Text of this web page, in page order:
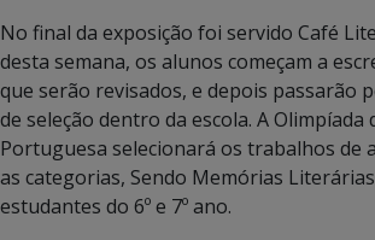
No final da exposição foi servido Café
desta semana, os alunos começam a
que serão revisados, e depois passarão
de seleção dentro da escola. A Olimpíada
Portuguesa selecionará os trabalhos de
as categorias, Sendo Memórias
estudantes do 6º e 7º ano.